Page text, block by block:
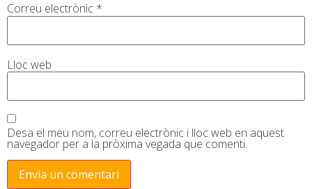
Correu electrònic *
Lloc web
Desa el meu nom, correu electrònic i lloc web en aquest
navegador per a la pròxima vegada que comenti.